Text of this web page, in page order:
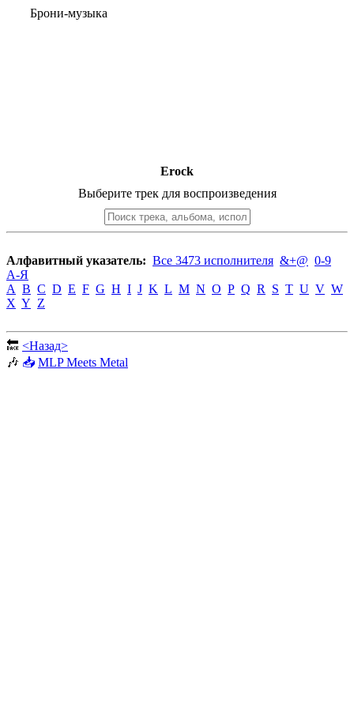
Брони-музыка
Erock
Выберите трек для воспроизведения
Алфавитный указатель: Все 3473 исполнителя &+@ 0-9
А-Я
A B C D E F G H I J K L M N O P Q R S T U V W
X Y Z
🔙 <Назад>
🎶 📥 MLP Meets Metal